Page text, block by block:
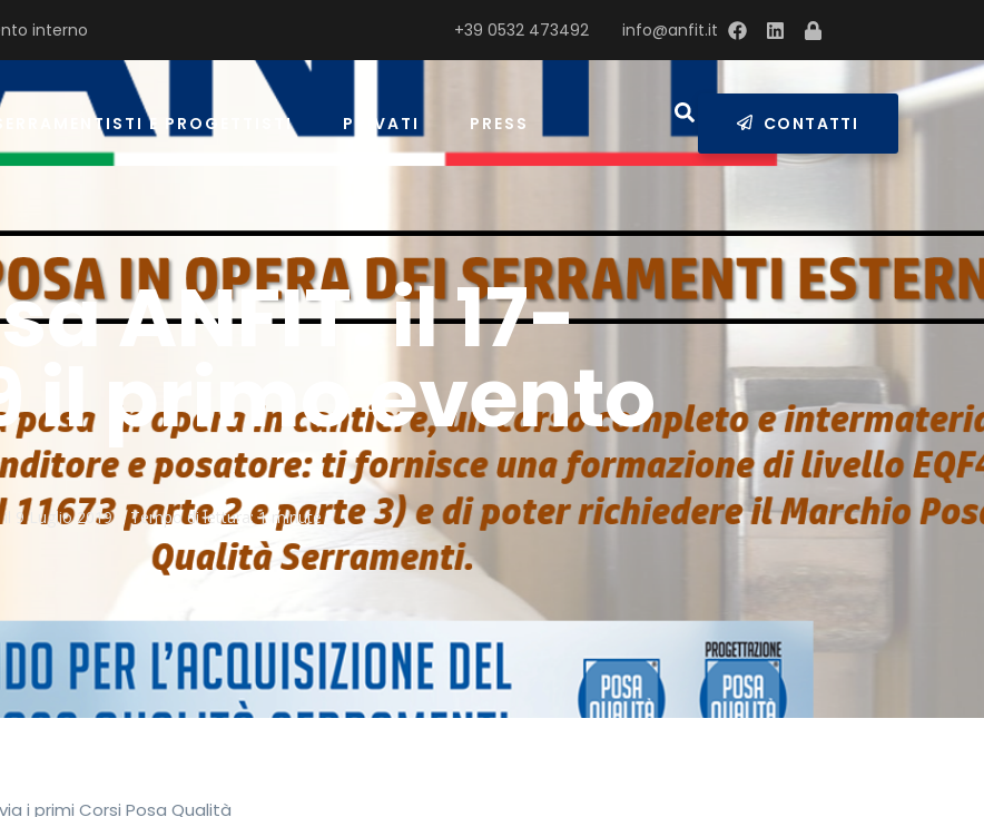
interno info@anfit.it
+39 0532 473492
E PROGETTISTI PRIVATI PRESS CONTATTI
ANFIT: il 17-
il primo evento
9 Luglio 2019 Tempo di lettura:1 minute
i primi Corsi Posa Qualità